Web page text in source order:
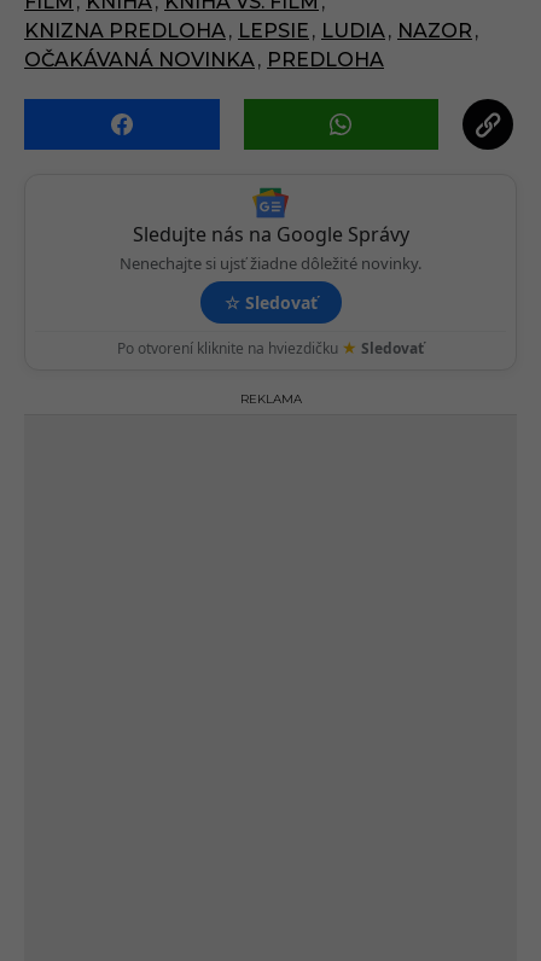
g
i
t
KNIZNA PREDLOHA, LEPSIE , LUDIA, NAZOR ,
OČAKÁVANÁ NOVINKA, PREDLOHA
Sledujte nás na Google Správy
Nenechajte si ujsť žiadne dôležité novinky.
☆ Sledovať
Po otvorení kliknite na hviezdičku ★ Sledovať
REKLAMA